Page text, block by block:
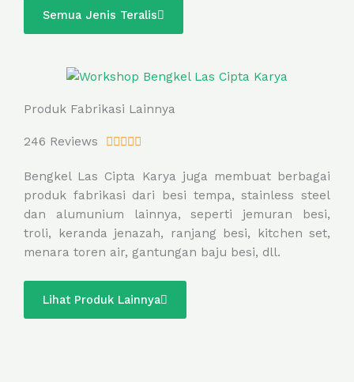
Semua Jenis Teralis
Produk Fabrikasi Lainnya
246 Reviews 
t
e
d
5
o
Bengkel Las Cipta Karya juga membuat berbagai
produk fabrikasi dari besi tempa, stainless steel
dan alumunium lainnya, seperti jemuran besi,
troli, keranda jenazah, ranjang besi, kitchen set,
menara toren air, gantungan baju besi, dll.
Lihat Produk Lainnya